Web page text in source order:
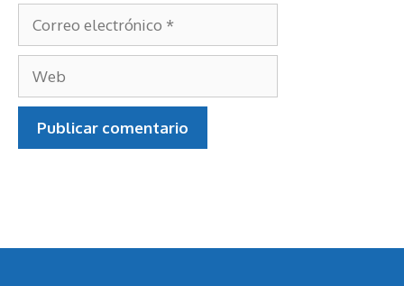
Correo
electrónico
Web